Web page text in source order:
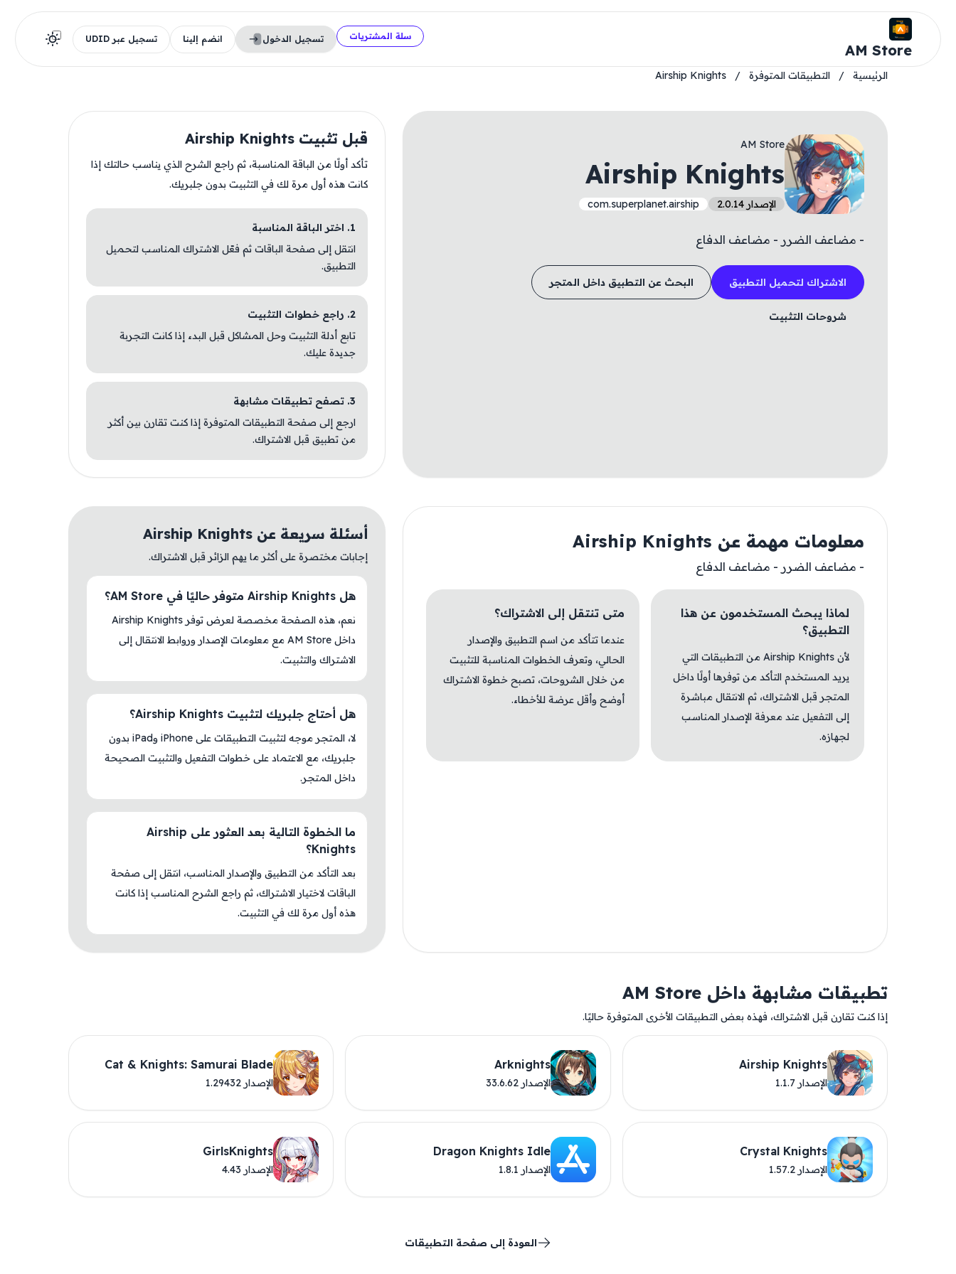
AM Store
سلة المشتريات تسجيل الدخول انضم إلينا تسجيل عبر UDID
الرئيسية / التطبيقات المتوفرة /
Airship Knights
AM Store
Airship Knights
الإصدار 2.0.14 com.superplanet.airship
- مضاعف الضرر - مضاعف الدفاع
الاشتراك لتحميل التطبيق البحث عن التطبيق داخل المتجر
شروحات التثبيت
قبل تثبيت Airship Knights
تأكد أولًا من الباقة المناسبة، ثم راجع الشرح الذي يناسب حالتك إذا
كانت هذه أول مرة لك في التثبيت بدون جلبريك.
1. اختر الباقة المناسبة
انتقل إلى صفحة الباقات ثم فعّل الاشتراك المناسب لتحميل
التطبيق.
2. راجع خطوات التثبيت
تابع أدلة التثبيت وحل المشاكل قبل البدء إذا كانت التجربة
جديدة عليك.
3. تصفح تطبيقات مشابهة
ارجع إلى صفحة التطبيقات المتوفرة إذا كنت تقارن بين أكثر
من تطبيق قبل الاشتراك.
معلومات مهمة عن Airship Knights
- مضاعف الضرر - مضاعف الدفاع
لماذا يبحث المستخدمون عن هذا
التطبيق؟
لأن Airship Knights من التطبيقات التي
يريد المستخدم التأكد من توفرها أولًا داخل
المتجر قبل الاشتراك، ثم الانتقال مباشرة
إلى التفعيل عند معرفة الإصدار المناسب
لجهازه.
متى تنتقل إلى الاشتراك؟
عندما تتأكد من اسم التطبيق والإصدار
الحالي، وتعرف الخطوات المناسبة للتثبيت
من خلال الشروحات، تصبح خطوة الاشتراك
أوضح وأقل عرضة للأخطاء.
أسئلة سريعة عن Airship Knights
إجابات مختصرة على أكثر ما يهم الزائر قبل الاشتراك.
هل Airship Knights متوفر حاليًا في AM Store؟
نعم، هذه الصفحة مخصصة لعرض توفر Airship Knights
داخل AM Store مع معلومات الإصدار وروابط الانتقال إلى
الاشتراك والتثبيت.
هل أحتاج جلبريك لتثبيت Airship Knights؟
لا، المتجر موجه لتثبيت التطبيقات على iPhone وiPad بدون
جلبريك، مع الاعتماد على خطوات التفعيل والتثبيت الصحيحة
داخل المتجر.
ما الخطوة التالية بعد العثور على Airship
Knights؟
بعد التأكد من التطبيق والإصدار المناسب، انتقل إلى صفحة
الباقات لاختيار الاشتراك، ثم راجع الشرح المناسب إذا كانت
هذه أول مرة لك في التثبيت.
تطبيقات مشابهة داخل AM Store
إذا كنت تقارن قبل الاشتراك، فهذه بعض التطبيقات الأخرى المتوفرة حاليًا.
Airship Knights
الإصدار 1.1.7
Arknights
الإصدار 33.6.62
Cat & Knights: Samurai Blade
الإصدار 1.29432
Crystal Knights
الإصدار 1.57.2
Dragon Knights Idle
الإصدار 1.8.1
GirlsKnights
الإصدار 4.43
العودة إلى صفحة التطبيقات